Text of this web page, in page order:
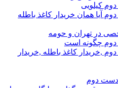
کیلویی
آیا همان خریدار کاغذ باطله
در تهران و حومه
چگونه است
,خریدار کاغذ باطله ,خریدار
دست دوم